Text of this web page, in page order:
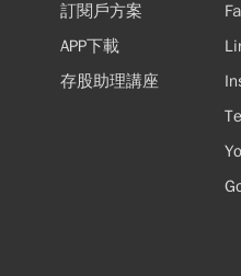
訂閱戶方案
APP下載
存股助理講座